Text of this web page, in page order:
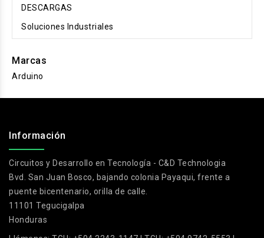
DESCARGAS
Soluciones Industriales
Marcas
Arduino
Información
Circuitos y Desarrollo en Tecnología - C&D Technologia
Bvd. San Juan Bosco, bajando colonia Payaqui, frente a
puente bicentenario, orilla de calle.
11101 Tegucigalpa
Honduras